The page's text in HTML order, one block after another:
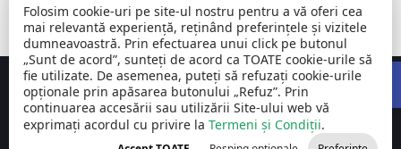
08:00 –
16:00
Comuna Siliștea©
2026
Toate
drepturile
Concept realizat deBig Media Relații Publice SRL
Folosim cookie-uri pe site-ul nostru pentru a vă oferi cea
mai relevantă experiență, reținând preferințele și vizitele
dumneavoastră. Prin efectuarea unui click pe butonul
„Sunt de acord”, sunteți de acord ca TOATE cookie-urile să
fie utilizate. De asemenea, puteți să refuzați cookie-urile
opționale prin apăsarea butonului „Refuz”. Prin
continuarea accesării sau utilizării Site-ului web vă
exprimați acordul cu privire la Termeni și Condiții.